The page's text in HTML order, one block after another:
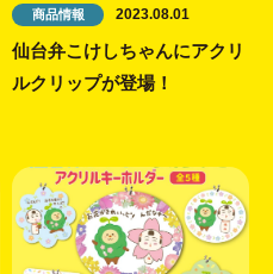
商品情報 2023.08.01
仙台弁こけしちゃんにアクリ
ルクリップが登場！